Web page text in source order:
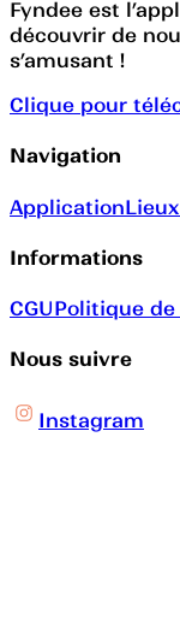
Fyndee est
découvrir de
s’amusant !
Clique pour
Navigation
Application
Informations
CGUPolitique
Nous suivre
Instagram